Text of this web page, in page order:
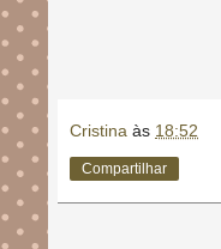
Cristina às 18:52
Compartilhar